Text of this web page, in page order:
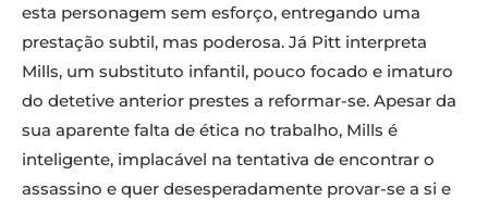
esta personagem sem esforço, entregando uma
prestação subtil, mas poderosa. Já Pitt interpreta
Mills, um substituto infantil, pouco focado e imaturo
do detetive anterior prestes a reformar-se. Apesar da
sua aparente falta de ética no trabalho, Mills é
inteligente, implacável na tentativa de encontrar o
assassino e quer desesperadamente provar-se a si e